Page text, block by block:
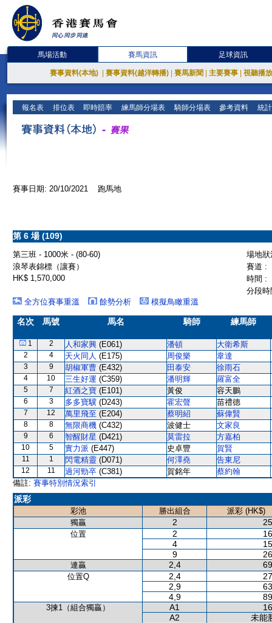
馬場活動 賽馬資訊 足球資訊
賽事資料(本地) 賽事資料(越洋轉播) 賽馬新聞 主要賽事 視聽播
報名表 排位表 即時賠率 練馬師分場表 騎師分場表 參考資料 統
賽事日期: 20/10/2021 跑馬地
第 6 場 (109)
第三班 - 1000米 - (80-60)
場地
浪琴表錦標（讓賽）
賽道 :
HK$ 1,570,000
時間 :
分段
全方位賽事重溫
餘勢分析 模擬鳥瞰重溫
名次 馬號 馬名 騎師 練馬師
1 2 人和家興 (E061) 潘頓 大衛希斯
2 4 天火同人 (E175) 周俊樂 韋達
3 9 胡椒軍曹 (E432) 田泰安 徐雨石
4 10 三生好運 (C359) 潘明輝 羅富全
5 7 紅酒之寶 (E101) 黃俊 容天鵬
6 3 多多寶驥 (D243) 霍宏聲 苗禮德
7 12 萬里飛至 (E204) 蔡明紹 蘇偉賢
8 8 無限商機 (C432) 波健士 文家良
9 6 智醒財星 (D421) 莫雷拉 方嘉柏
10 5 實力派 (E447) 史卓豐 賀賢
11 1 閃電精靈 (D071) 何澤堯 告東尼
12 11 過河勁卒 (C381) 賀銘年
蔡約翰
備註: 賽事特別情況索引
派彩
彩池 勝出組合
派彩 (HK$)
獨贏
2
位置 2
4
9
連贏 2,4
位置Q 2,4
2,9
4,9
3揀1（組合獨贏） A1
A2
未能